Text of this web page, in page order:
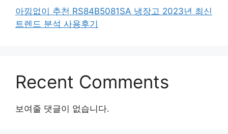
아낌없이 추천 RS84B5081SA 냉장고 2023년 최신
트렌드 분석 사용후기
Recent Comments
보여줄 댓글이 없습니다.